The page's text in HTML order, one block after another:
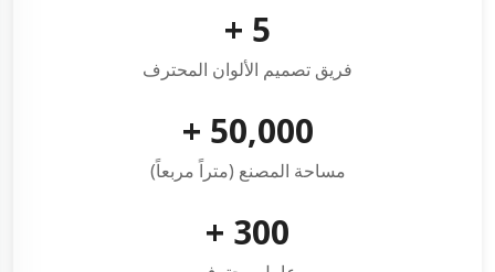
5
+
فريق تصميم الألوان المحترف
50,000
+
مساحة المصنع (متراً مربعاً)
300
+